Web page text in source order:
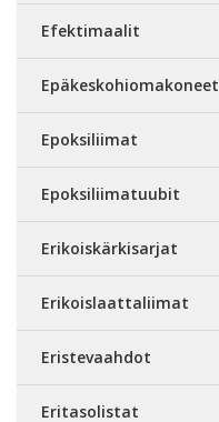
Efektimaalit
Epäkeskohiomakoneet
Epoksiliimat
Epoksiliimatuubit
Erikoiskärkisarjat
Erikoislaattaliimat
Eristevaahdot
Eritasolistat